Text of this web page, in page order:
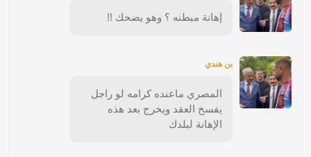
إهانة مبطنه ؟ وهو يضحك !!
بن هندي
المصري ماعنده كرامه لو راجل
يفسخ العقد ويخرج بعد هذه
الإهانة لبلدك